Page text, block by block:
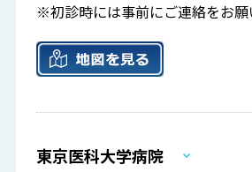
※初診時には事前にご連絡をお
東京医科大学病院